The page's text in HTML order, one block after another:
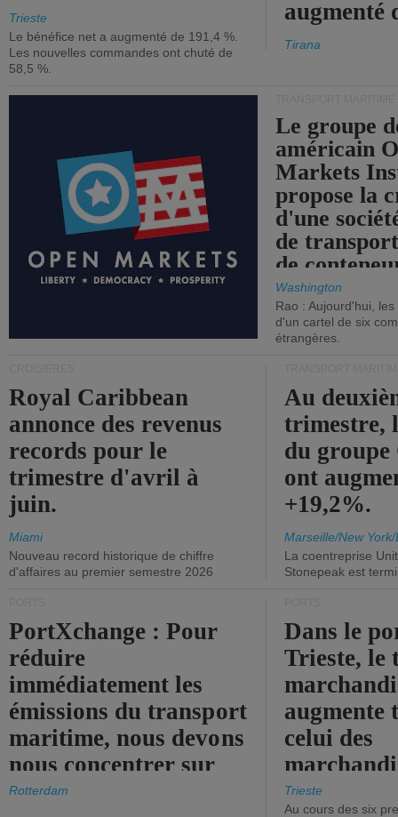
Trieste
Le bénéfice net a augmenté de 191,4 %.
Les nouvelles commandes ont chuté de
58,5 %.
augmenté
Tirana
Le groupe
américain
Markets
propose la
d'une
de
de
Washington
Rao : Aujourd'hui,
d'un cartel de six
étrangères.
Royal Caribbean
annonce des revenus
records pour le
trimestre d'avril à
juin.
Miami
Nouveau record historique de chiffre
d'affaires au premier semestre 2026
Au
trimestre,
du
ont
+19,2%.
Marseille/New
La coentreprise
Stonepeak est
PortXchange : Pour
réduire
immédiatement les
émissions du transport
maritime, nous devons
nous concentrer sur
les ports.
Rotterdam
Dans le
Trieste, le
augmente
celui des
diminue.
Trieste
Au cours des six